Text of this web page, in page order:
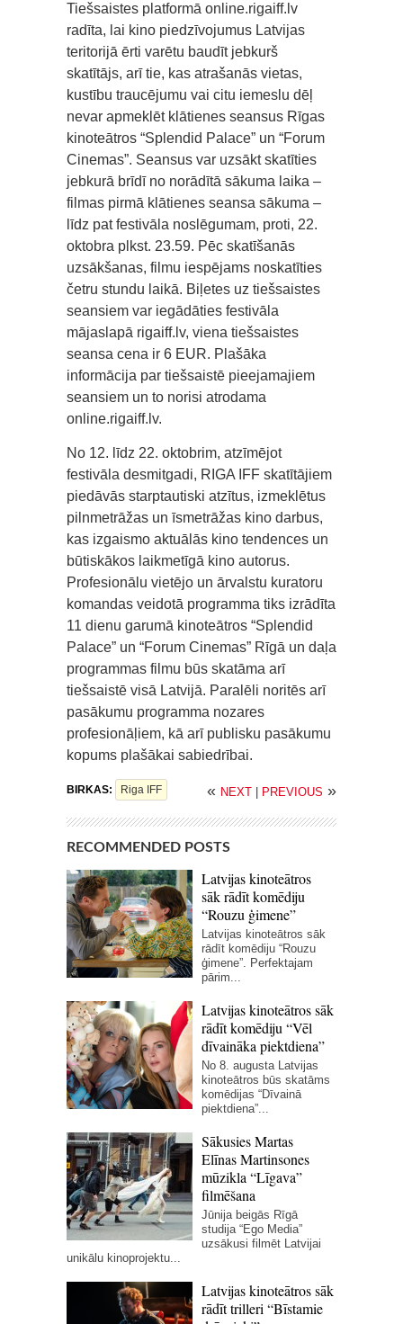
Tiešsaistes platformā online.rigaiff.lv
radīta, lai kino piedzīvojumus Latvijas
teritorijā ērti varētu baudīt jebkurš
skatītājs, arī tie, kas atrašanās vietas,
kustību traucējumu vai citu iemeslu dēļ
nevar apmeklēt klātienes seansus Rīgas
kinoteātros “Splendid Palace” un “Forum
Cinemas”. Seansus var uzsākt skatīties
jebkurā brīdī no norādītā sākuma laika –
filmas pirmā klātienes seansa sākuma –
līdz pat festivāla noslēgumam, proti, 22.
oktobra plkst. 23.59. Pēc skatīšanās
uzsākšanas, filmu iespējams noskatīties
četru stundu laikā. Biļetes uz tiešsaistes
seansiem var iegādāties festivāla
mājaslapā rigaiff.lv, viena tiešsaistes
seansa cena ir 6 EUR. Plašāka
informācija par tiešsaistē pieejamajiem
seansiem un to norisi atrodama
online.rigaiff.lv.
No 12. līdz 22. oktobrim, atzīmējot
festivāla desmitgadi, RIGA IFF skatītājiem
piedāvās starptautiski atzītus, izmeklētus
pilnmetrāžas un īsmetrāžas kino darbus,
kas izgaismo aktuālās kino tendences un
būtiskākos laikmetīgā kino autorus.
Profesionālu vietējo un ārvalstu kuratoru
komandas veidotā programma tiks izrādīta
11 dienu garumā kinoteātros “Splendid
Palace” un “Forum Cinemas” Rīgā un daļa
programmas filmu būs skatāma arī
tiešsaistē visā Latvijā. Paralēli noritēs arī
pasākumu programma nozares
profesionāļiem, kā arī publisku pasākumu
kopums plašākai sabiedrībai.
BIRKAS: Riga IFF « NEXT PREVIOUS »
RECOMMENDED POSTS
Latvijas kinoteātros
sāk rādīt komēdiju
“Rouzu ģimene”
Latvijas kinoteātros sāk
rādīt komēdiju “Rouzu
ģimene”. Perfektajam
pārim...
Latvijas kinoteātros sāk
rādīt komēdiju “Vēl
dīvaināka piektdiena”
No 8. augusta Latvijas
kinoteātros būs skatāms
komēdijas “Dīvainā
piektdiena”...
Sākusies Martas
Elīnas Martinsones
mūzikla “Līgava”
filmēšana
Jūnija beigās Rīgā
studija “Ego Media”
uzsākusi filmēt Latvijai
unikālu kinoprojektu...
Latvijas kinoteātros sāk
rādīt trilleri “Bīstamie